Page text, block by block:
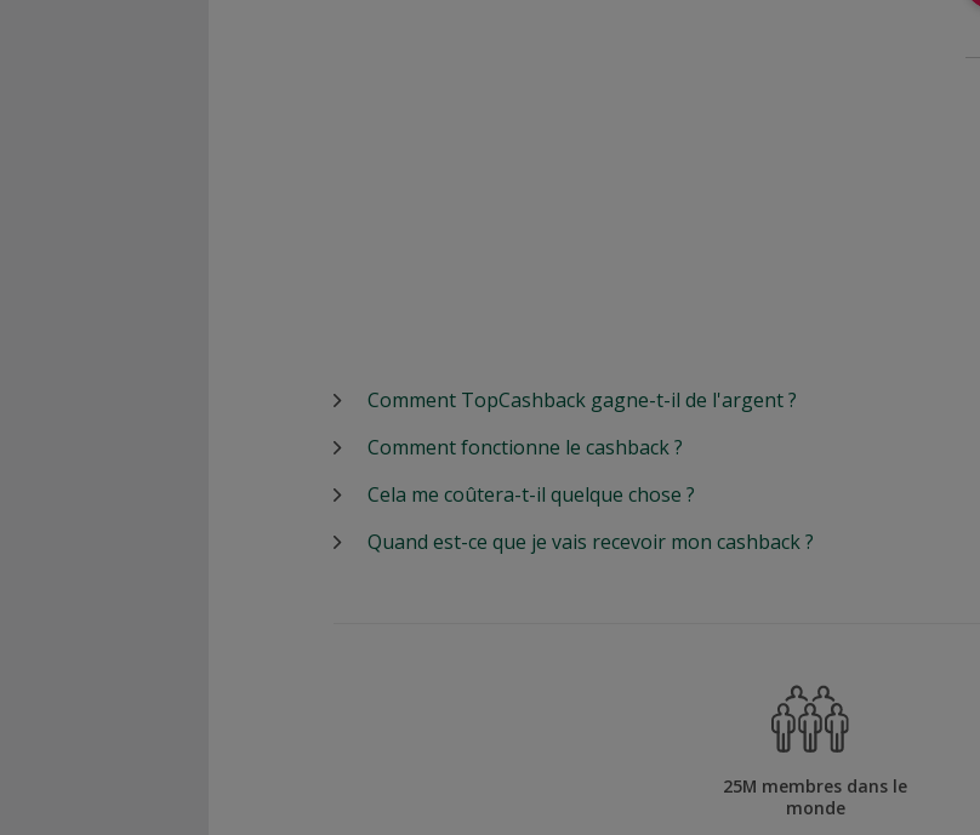
Comment TopCashback gagne-t-il de l'argent ?
Comment fonctionne le cashback ?
Cela me coûtera-t-il quelque chose ?
Quand est-ce que je vais recevoir mon cashback ?
25M membres dans le
monde